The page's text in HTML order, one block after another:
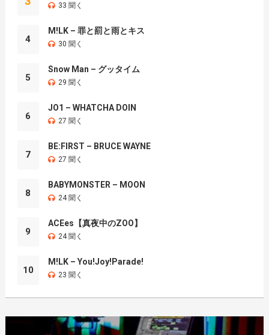
33 聞く
4
M!LK – 罪と罰と雨とキス
30 聞く
5
Snow Man – グッタイム
29 聞く
6
JO1 – WHATCHA DOIN
27 聞く
7
BE:FIRST – BRUCE WAYNE
27 聞く
8
BABYMONSTER – MOON
24 聞く
9
ACEes【真夜中のZOO】
24 聞く
10
M!LK – You!Joy!Parade!
23 聞く